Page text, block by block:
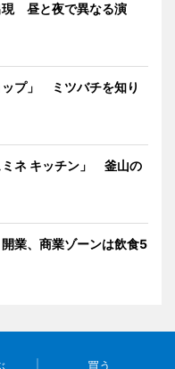
現 昼と夜で異なる演
ップ」 ミツバチを知り
ミネ キッチン」 釜山の
業、商業ゾーンは飲食5
買う